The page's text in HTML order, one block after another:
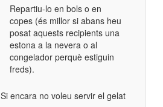
Repartiu-lo en bols o en
copes (és millor si abans heu
posat aquests recipients una
estona a la nevera o al
congelador perquè estiguin
freds).
Si encara no voleu servir el gelat